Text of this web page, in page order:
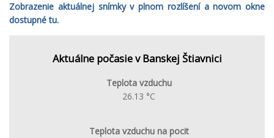
Zobrazenie aktuálnej snímky v plnom rozlíšení a novom okne
dostupné tu.
Aktuálne počasie v Banskej Štiavnici
Teplota vzduchu
26.13 °C
Teplota vzduchu na pocit